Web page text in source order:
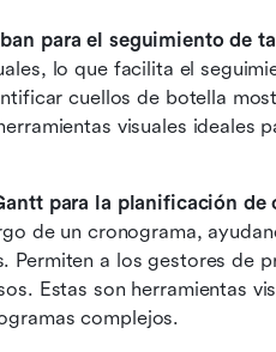
para el seguimiento de
lo que facilita el
cuellos de botella
visuales ideales
para la planificación de
de un cronograma,
Permiten a los gestores de
Estas son herramientas
complejos.